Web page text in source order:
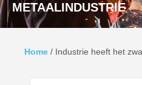
METAALINDUSTRIE
Home / Industrie heeft het